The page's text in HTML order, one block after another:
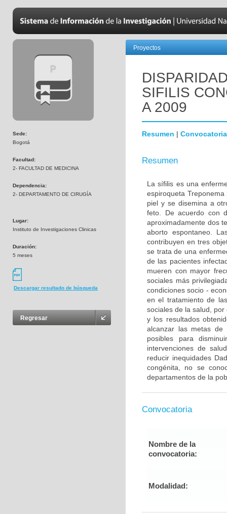
Sede:
Bogotá
Facultad:
2- FACULTAD DE MEDICINA
Dependencia:
2- DEPARTAMENTO DE CIRUGÍA
Lugar:
Instituto de Investigaciones Clinicas
Duración:
5 meses
Descargar resultado de búsqueda
Regresar
Proyectos
SIFILIS
A 2009
Resumen | Convocatoria
Resumen
La sífilis es una
espiroqueta
piel y se disemina a
feto. De acuerdo con
aproximadamente dos
aborto espontaneo.
contribuyen en tres
se trata de una
de las pacientes
mueren con mayor
sociales más
condiciones socio -
en el tratamiento de
sociales de la salud,
y los resultados
alcanzar las metas de
posibles para
intervenciones de
reducir inequidades
congénita, no se
departamentos de la
Convocatoria
Nombre de la
convocatoria:
Modalidad: